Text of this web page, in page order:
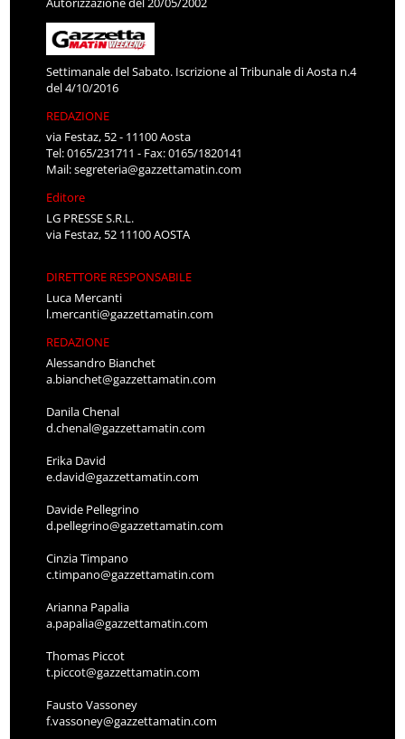
Settimanale del Sabato. Iscrizione al Tribunale di Aosta n.4
del 4/10/2016
REDAZIONE
via Festaz, 52 - 11100 Aosta
Tel: 0165/231711 - Fax: 0165/1820141
Mail:segreteria@gazzettamatin.com
Editore
LG PRESSE S.R.L.
via Festaz, 52 11100 AOSTA
DIRETTORE RESPONSABILE
Luca Mercanti
l.mercanti@gazzettamatin.com
REDAZIONE
Alessandro Bianchet
a.bianchet@gazzettamatin.com
Danila Chenal
d.chenal@gazzettamatin.com
Erika David
e.david@gazzettamatin.com
Davide Pellegrino
d.pellegrino@gazzettamatin.com
Cinzia Timpano
c.timpano@gazzettamatin.com
Arianna Papalia
a.papalia@gazzettamatin.com
Thomas Piccot
t.piccot@gazzettamatin.com
Fausto Vassoney
f.vassoney@gazzettamatin.com